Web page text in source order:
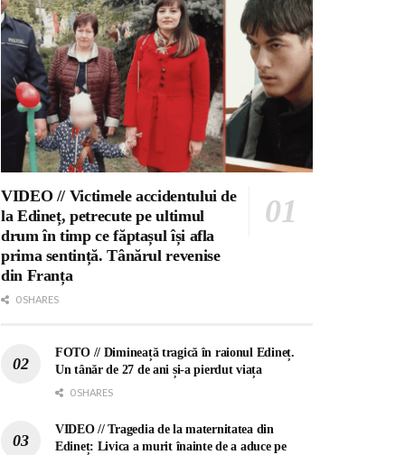
VIDEO // Victimele accidentului de
la Edineț, petrecute pe ultimul
drum în timp ce făptașul își afla
prima sentință. Tânărul revenise
din Franța
0 SHARES
FOTO // Dimineață tragică în raionul Edineț.
Un tânăr de 27 de ani și-a pierdut viața
0 SHARES
VIDEO // Tragedia de la maternitatea din
Edineț: Livica a murit înainte de a aduce pe